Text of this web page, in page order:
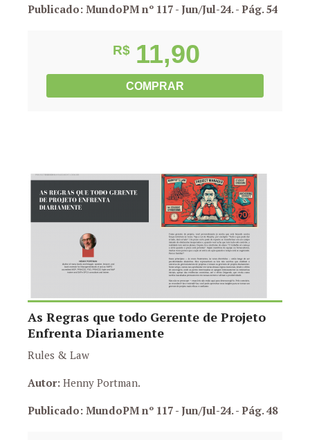
Publicado: MundoPM nº 117 - Jun/Jul-24.- Pág. 54
R$ 11,90
COMPRAR
As Regras que todo Gerente de Projeto
Enfrenta Diariamente
Rules & Law
Autor: Henny Portman.
Publicado: MundoPM nº 117 - Jun/Jul-24.- Pág. 48